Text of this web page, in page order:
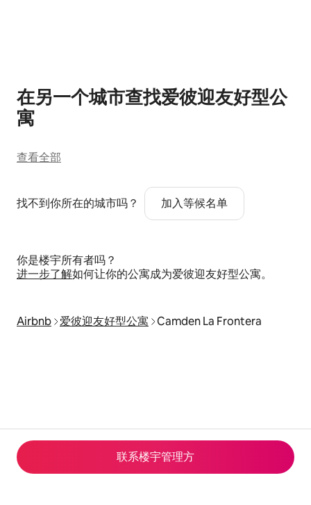
联系楼宇管理方
在另一个城市查找爱彼迎友好型公
寓
查看全部
找不到你所在的城市吗？ 加入等候名单
你是楼宇所有者吗？
进一步了解如何让你的公寓成为爱彼迎友好型公寓。
Airbnb 爱彼迎友好型公寓 Camden La Frontera